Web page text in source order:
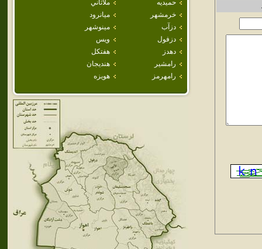
حميديه
ملاثاني
خرمشهر
ميانرود
دزآب
مينوشهر
دزفول
ويس
دهدز
هفتكل
رامشير
هنديجان
رامهرمز
هويزه